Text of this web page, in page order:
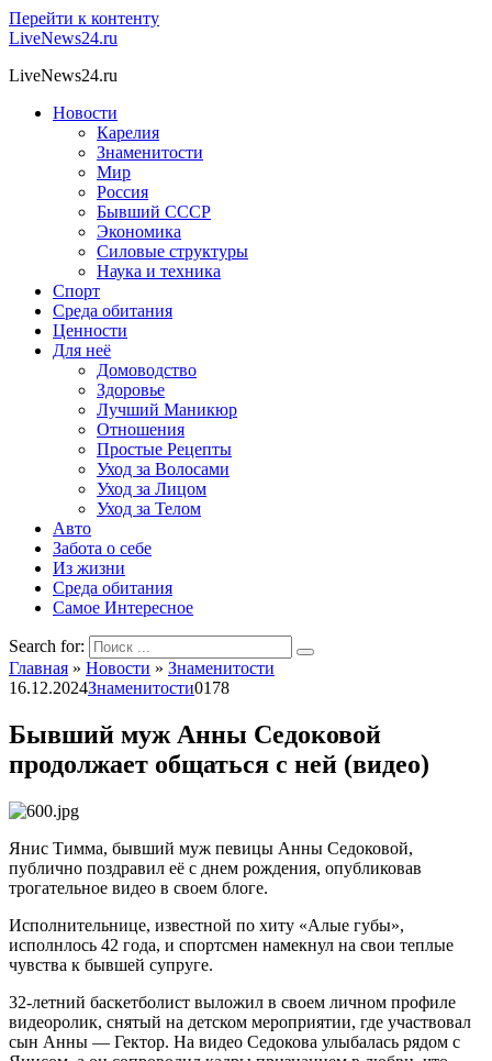
Перейти к контенту
LiveNews24.ru
LiveNews24.ru
Новости
Карелия
Знаменитости
Мир
Россия
Бывший СССР
Экономика
Силовые структуры
Наука и техника
Спорт
Среда обитания
Ценности
Для неё
Домоводство
Здоровье
Лучший Маникюр
Отношения
Простые Рецепты
Уход за Волосами
Уход за Лицом
Уход за Телом
Авто
Забота о себе
Из жизни
Среда обитания
Самое Интересное
Search for:
Главная » Новости » Знаменитости
16.12.2024Знаменитости0178
Бывший муж Анны Седоковой
продолжает общаться с ней (видео)
Янис Тимма, бывший муж певицы Анны Седоковой,
публично поздравил её с днем рождения, опубликовав
трогательное видео в своем блоге.
Исполнительнице, известной по хиту «Алые губы»,
исполнлось 42 года, и спортсмен намекнул на свои теплые
чувства к бывшей супруге.
32-летний баскетболист выложил в своем личном профиле
видеоролик, снятый на детском мероприятии, где участвовал
сын Анны — Гектор. На видео Седокова улыбалась рядом с